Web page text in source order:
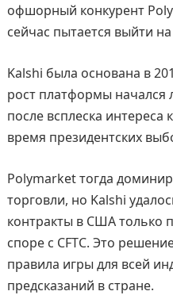
офшорный конкурент
сейчас пытается выйти
Kalshi была основана в
рост платформы
после всплеска интереса
время президентских
Polymarket тогда
торговли, но Kalshi
контракты в США только
споре с CFTC. Это
правила игры для всей
предсказаний в стране.